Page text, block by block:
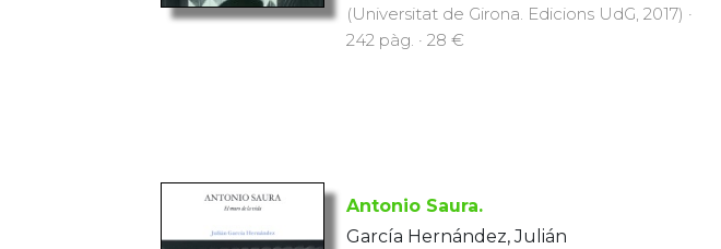
(Universitat de Girona. Edicions UdG, 2017) ·
242 pàg. · 28 €
Antonio Saura.
García Hernández, Julián